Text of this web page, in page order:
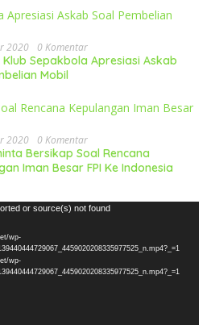
2020 0 Komentar
Klub Sepakbola Apresiasi Askab
Mobil
2020 0 Komentar
Bersikap Soal Rencana
Iman Besar FPI Ke Indonesia
or source(s) not found
wp-
wp-